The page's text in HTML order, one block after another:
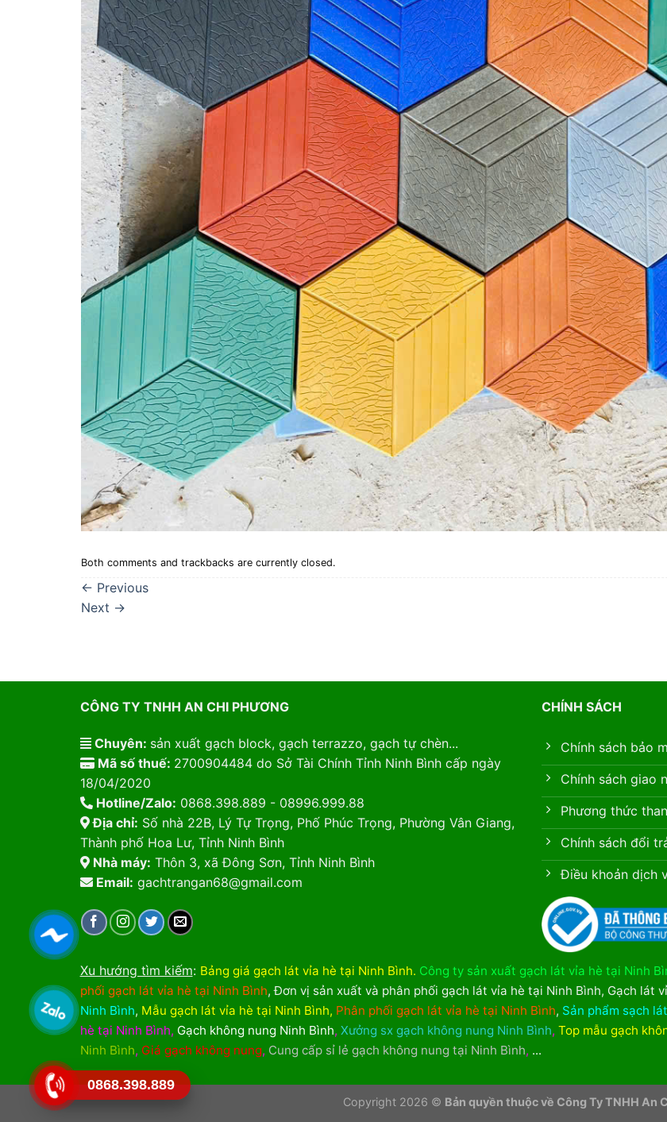
Both comments and trackbacks are currently closed.
← Previous
Next →
CÔNG TY TNHH AN CHI PHƯƠNG
Chuyên: sản xuất gạch block, gạch terrazzo, gạch tự chèn...
Mã số thuế: 2700904484 do Sở Tài Chính Tỉnh Ninh Bình cấp ngày
18/04/2020
Hotline/Zalo: 0868.398.889 - 08996.999.88
Địa chỉ: Số nhà 22B, Lý Tự Trọng, Phố Phúc Trọng, Phường Vân Giang,
Thành phố Hoa Lư, Tỉnh Ninh Bình
Nhà máy: Thôn 3, xã Đông Sơn, Tỉnh Ninh Bình
Email: gachtrangan68@gmail.com
CHÍNH SÁCH
Chính sách bảo
Chính sách giao
Phương thức
Chính sách đổi
Điều khoản dịch
Xu hướng tìm kiếm: Bảng giá gạch lát vỉa hè tại Ninh Bình. Công ty sản xuất gạch lát vỉa hè tại Ninh
phối gạch lát vỉa hè tại Ninh Bình,Đơn vị sản xuất và phân phối gạch lát vỉa hè tại Ninh Bình, Gạch lát
Ninh Bình, Mẫu gạch lát vỉa hè tại Ninh Bình, Phân phối gạch lát vỉa hè tại Ninh Bình, Sản phẩm sạch
hè tại Ninh Bình, Gạch không nung Ninh Bình, Xưởng sx gạch không nung Ninh Bình, Top mẫu gạch
Ninh Bình, Giá gạch không nung, Cung cấp sỉ lẻ gạch không nung tại Ninh Bình, ...
Copyright 2026 © Bản quyền thuộc về Công Ty TNHH An
0868.398.889